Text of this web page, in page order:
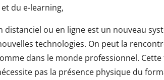
et du e-learning,
distanciel ou en ligne est un nouveau
technologies. On peut la
dans le monde professionnel.
pas la présence physique du